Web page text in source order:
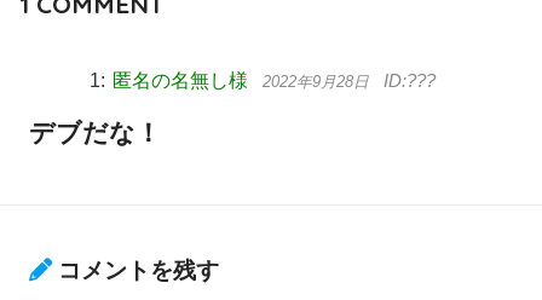
匿名の名無し様 2022年9月28日
デブだな！
コメントを残す